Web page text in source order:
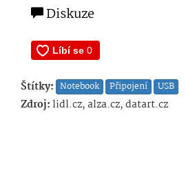
Diskuze
Štítky: Notebook Připojení USB
Zdroj:lidl.cz, alza.cz, datart.cz